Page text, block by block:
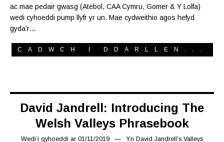
ac mae pedair gwasg (Atebol, CAA Cymru, Gomer & Y Lolfa)
wedi cyhoeddi pump llyfr yr un. Mae cydweithio agos hefyd
gyda’r…
CADWCH I DDARLLEN...
David Jandrell: Introducing The
Welsh Valleys Phrasebook
Wedi’i gyhoeddi ar 01/11/2019 08/11/2019
Yn David Jandrell's Valleys